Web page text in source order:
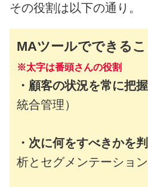
その役割は以下の通り。
MAツールでできるこ
※太字は番頭さんの役割
・ 顧客の状況を常に把握
統合管理）
・次に何をすべきかを
析とセグメンテーション